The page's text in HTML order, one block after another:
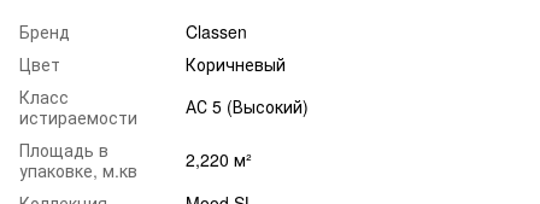
Бренд
Classen
Цвет
Коричневый
Класс
истираемости
АС 5 (Высокий)
Площадь в
упаковке, м.кв
2,220 м²